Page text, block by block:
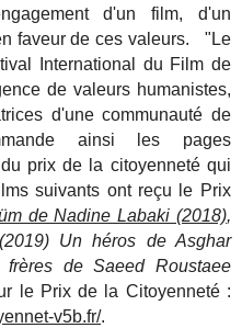
d'un film, d'un
faveur de ces valeurs. "Le
International du Film de
de valeurs humanistes,
d'une communauté de
ainsi les pages
prix de la citoyenneté qui
suivants ont reçu le Prix
de Nadine Labaki (2018),
Un héros de Asghar
de Saeed Roustaee
le Prix de la Citoyenneté :
v5b.fr/.